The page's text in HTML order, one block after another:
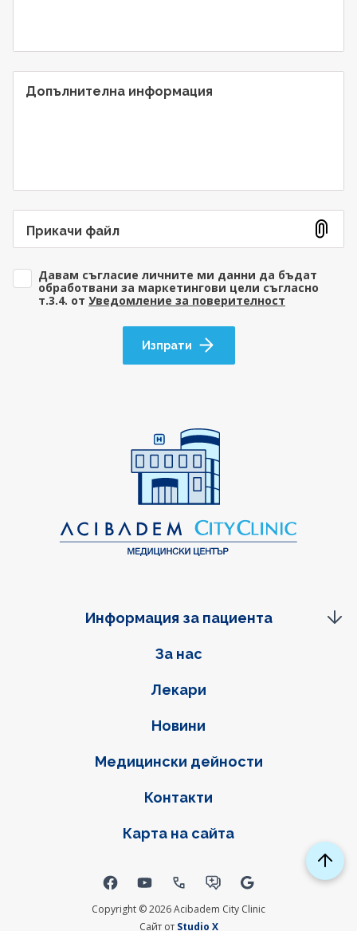
Допълнителна информация
Прикачи файл
Давам съгласие личните ми данни да бъдат
обработвани за маркетингови цели съгласно
т.3.4. от Уведомление за поверителност
Изпрати
Фуутер навигация
За нас
Лекари
Новини
Медицински дейности
Контакти
Карта на сайта
Информация за пациента
Copyright © 2026 Acibadem City Clinic
Social links
Сайт от Studio X